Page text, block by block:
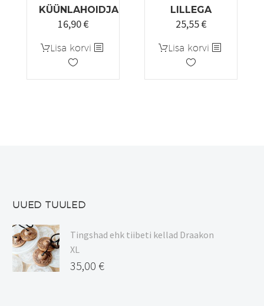
KÜÜNLAHOIDJA
Algne
oli:
19,90 €.
16,90€Praegune
on:
Lisa korvi
LILLEGA
25,55€
Lisa korvi
UUED TUULED
Tingshad ehk tiibeti kellad Draakon
XL
35,00 €